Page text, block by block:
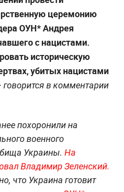
церемонию
ОУН* Андрея
с нацистами.
историческую
убитых нацистами
говорится в комментарии
похоронили на
военного
Украины. На
Владимир Зеленский.
что Украина готовит